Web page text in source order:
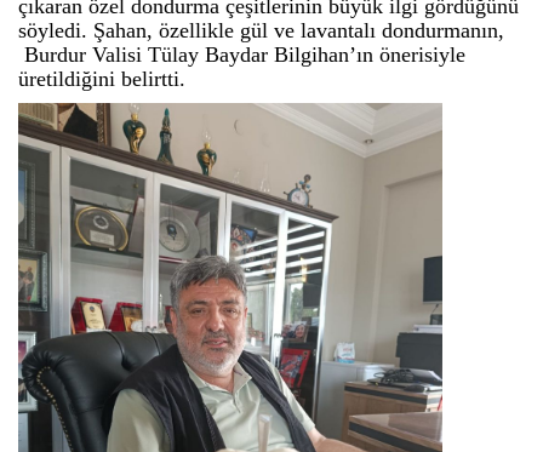
çıkaran özel dondurma çeşitlerinin büyük ilgi gördüğünü
söyledi. Şahan, özellikle gül ve lavantalı dondurmanın,
Burdur Valisi Tülay Baydar Bilgihan’ın önerisiyle
üretildiğini belirtti.